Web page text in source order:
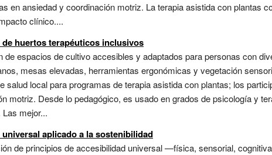
en ansiedad y coordinación motriz. La terapia asistida con plantas
clínico....
de huertos terapéuticos inclusivos
de espacios de cultivo accesibles y adaptados para personas con
mesas elevadas, herramientas ergonómicas y vegetación
salud local para programas de terapia asistida con plantas; los
motriz. Desde lo pedagógico, es usado en grados de psicología y
mejor...
universal aplicado a la sostenibilidad
de principios de accesibilidad universal —física, sensorial,